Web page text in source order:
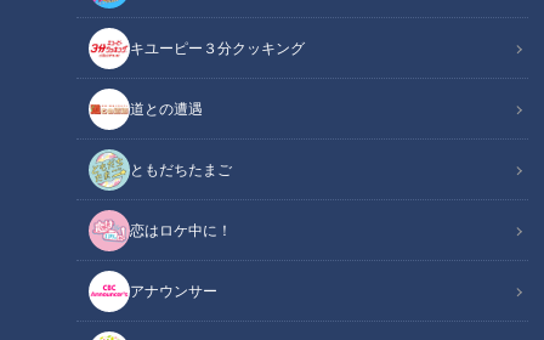
キユーピー３分クッキング
道との遭遇
ともだちたまご
恋はロケ中に！
アナウンサー
【最新BBQ施設オープン前に潜入！】まるで海外リゾート！日本チャン
ピオン監修の特製パエリアも
この記事の画像